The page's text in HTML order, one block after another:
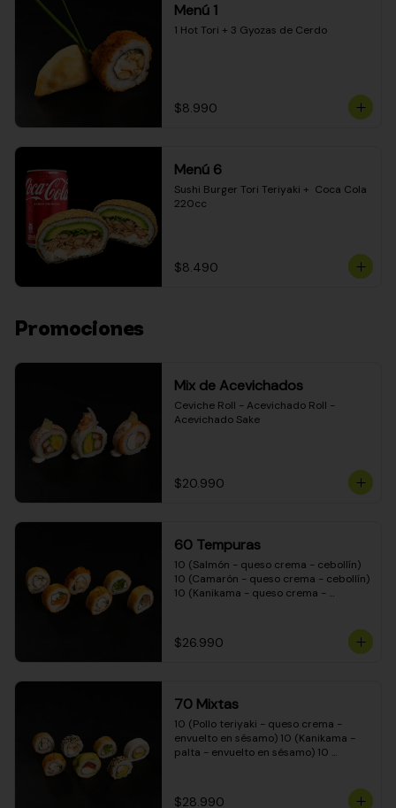
Menú 1
1 Hot Tori + 3 Gyozas de Cerdo
$8.990
Menú 6
Sushi Burger Tori Teriyaki +  Coca Cola
220cc
$8.490
Promociones
Mix de Acevichados
Ceviche Roll - Acevichado Roll -
Acevichado Sake
$20.990
60 Tempuras
10 (Salmón - queso crema - cebollín)
10 (Camarón - queso crema - cebollín)
10 (Kanikama - queso crema -
crema - cebollín) 10 (Carne - queso
crema - cebollín)
$26.990
70 Mixtas
10 (Pollo teriyaki - queso crema -
envuelto en sésamo) 10 (Kanikama -
palta - envuelto en sésamo) 10
- envuelto en queso crema) 10
$28.990